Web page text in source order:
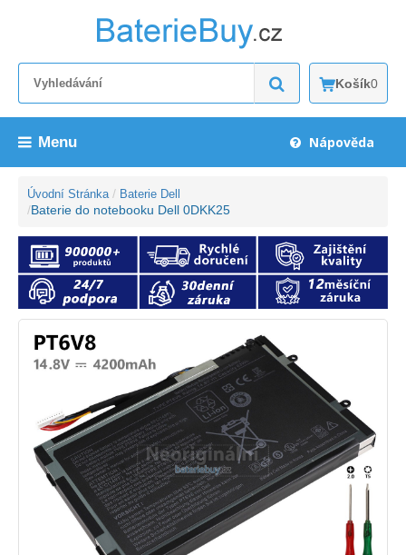
Košík0
Menu Nápověda
Úvodní Stránka Baterie Dell
Baterie do notebooku Dell 0DKK25